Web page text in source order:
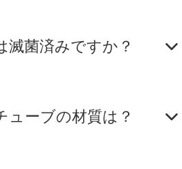
滅菌済みですか？
ューブの材質は？